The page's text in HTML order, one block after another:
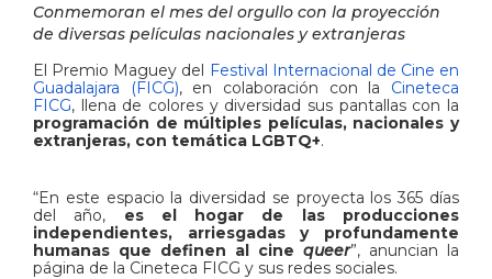
Conmemoran el mes del orgullo con la proyección
de diversas películas nacionales y extranjeras
El Premio Maguey del Festival Internacional de Cine en
Guadalajara (FICG), en colaboración con la Cineteca
FICG, llena de colores y diversidad sus pantallas con la
programación de múltiples películas, nacionales y
extranjeras, con temática LGBTQ+.
“En este espacio la diversidad se proyecta los 365 días
del año, es el hogar de las producciones
independientes, arriesgadas y profundamente
humanas que definen al cine queer”, anuncian la
página de la Cineteca FICG y sus redes sociales.